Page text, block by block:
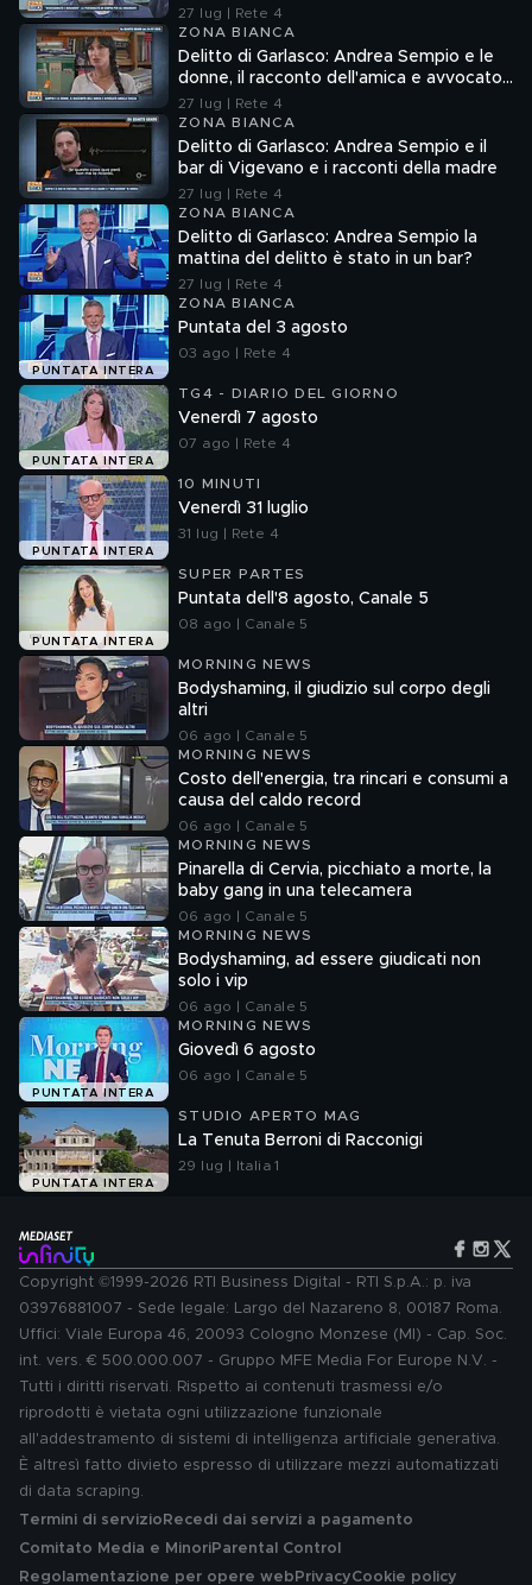
"Ossessionato e bugiardo"
27 lug | Rete 4
ZONA BIANCA
Delitto di Garlasco: Andrea Sempio e le
donne, il racconto dell'amica e avvocato
Angela Taccia
27 lug | Rete 4
ZONA BIANCA
Delitto di Garlasco: Andrea Sempio e il
bar di Vigevano e i racconti della madre
27 lug | Rete 4
ZONA BIANCA
Delitto di Garlasco: Andrea Sempio la
mattina del delitto è stato in un bar?
27 lug | Rete 4
PUNTATA INTERA
ZONA BIANCA
Puntata del 3 agosto
03 ago | Rete 4
PUNTATA INTERA
TG4 - DIARIO DEL GIORNO
Venerdì 7 agosto
07 ago | Rete 4
PUNTATA INTERA
10 MINUTI
Venerdì 31 luglio
31 lug | Rete 4
PUNTATA INTERA
SUPER PARTES
Puntata dell'8 agosto, Canale 5
08 ago | Canale 5
MORNING NEWS
Bodyshaming, il giudizio sul corpo degli
altri
06 ago | Canale 5
MORNING NEWS
Costo dell'energia, tra rincari e consumi a
causa del caldo record
06 ago | Canale 5
MORNING NEWS
Pinarella di Cervia, picchiato a morte, la
baby gang in una telecamera
06 ago | Canale 5
MORNING NEWS
Bodyshaming, ad essere giudicati non
solo i vip
06 ago | Canale 5
PUNTATA INTERA
MORNING NEWS
Giovedì 6 agosto
06 ago | Canale 5
PUNTATA INTERA
STUDIO APERTO MAG
La Tenuta Berroni di Racconigi
29 lug | Italia 1
Copyright ©1999-2026 RTI Business Digital - RTI S.p.A.: p. iva
03976881007 - Sede legale: Largo del Nazareno 8, 00187 Roma.
Uffici: Viale Europa 46, 20093 Cologno Monzese (MI) - Cap. Soc.
int. vers. € 500.000.007 - Gruppo MFE Media For Europe N.V. -
Tutti i diritti riservati. Rispetto ai contenuti trasmessi e/o
riprodotti è vietata ogni utilizzazione funzionale
all'addestramento di sistemi di intelligenza artificiale generativa.
È altresì fatto divieto espresso di utilizzare mezzi automatizzati
di data scraping.
Termini di servizio Recedi dai servizi a pagamento
Comitato Media e MinoriParental Control
Regolamentazione per opere web PrivacyCookie policy